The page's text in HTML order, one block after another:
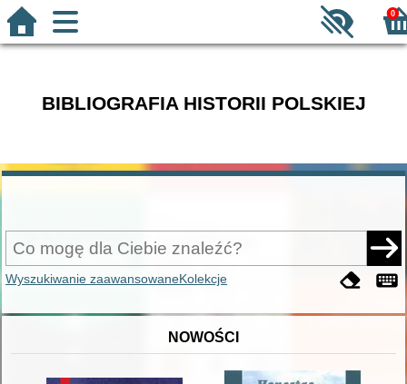
0
BIBLIOGRAFIA HISTORII POLSKIEJ
Wyszukiwanie zaawansowaneKolekcje
NOWOŚCI